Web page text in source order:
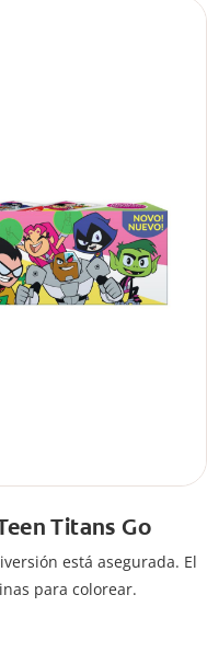
Titans Go
está asegurada. El
para colorear.